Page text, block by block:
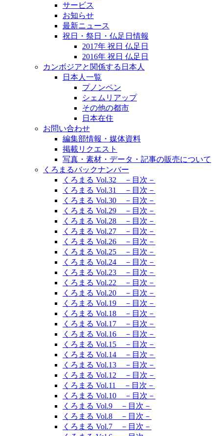
サービス
お知らせ
最新ニュース
祝日・祭日・仏足日情報
2017年 祝日 仏足日
2016年 祝日 仏足日
カンボジアと関係する日本人
日本人一覧
プノンペン
シェムリアップ
その他の都市
日本在住
お問い合わせ
編集部情報・媒体資料
掲載リクエスト
写真・素材・データ・記事の販売について
くろまるバックナンバー
くろまる Vol.32 －目次－
くろまる Vol.31 －目次－
くろまる Vol.30 －目次－
くろまる Vol.29 －目次－
くろまる Vol.28 －目次－
くろまる Vol.27 －目次－
くろまる Vol.26 －目次－
くろまる Vol.25 －目次－
くろまる Vol.24 －目次－
くろまる Vol.23 －目次－
くろまる Vol.22 －目次－
くろまる Vol.20 －目次－
くろまる Vol.19 －目次－
くろまる Vol.18 －目次－
くろまる Vol.17 －目次－
くろまる Vol.16 －目次－
くろまる Vol.15 －目次－
くろまる Vol.14 －目次－
くろまる Vol.13 －目次－
くろまる Vol.12 －目次－
くろまる Vol.11 －目次－
くろまる Vol.10 －目次－
くろまる Vol.9 －目次－
くろまる Vol.8 －目次－
くろまる Vol.7 －目次－